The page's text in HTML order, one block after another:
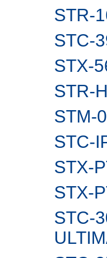
STR-
STC-
STX-
STR-
STM-
STC-
STX-
STX-
STC-